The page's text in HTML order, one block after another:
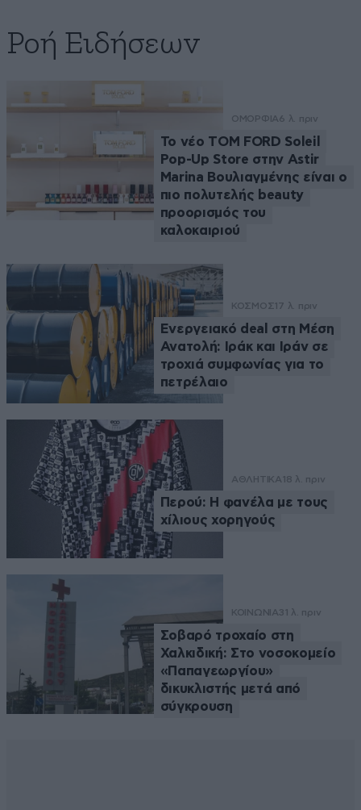
Ροή Ειδήσεων
ΟΜΟΡΦΙΑ6 λ. πριν
Το νέο TOM FORD Soleil
Pop-Up Store στην Astir
Marina Βουλιαγμένης είναι ο
πιο πολυτελής beauty
προορισμός του
καλοκαιριού
ΚΟΣΜΟΣ 17 λ. πριν
Ενεργειακό deal στη Μέση
Ανατολή: Ιράκ και Ιράν σε
τροχιά συμφωνίας για το
πετρέλαιο
ΑΘΛΗΤΙΚΑ 18 λ. πριν
Περού: Η φανέλα με τους
χίλιους χορηγούς
ΚΟΙΝΩΝΙΑ31 λ. πριν
Σοβαρό τροχαίο στη
Χαλκιδική: Στο νοσοκομείο
«Παπαγεωργίου»
δικυκλιστής μετά από
σύγκρουση